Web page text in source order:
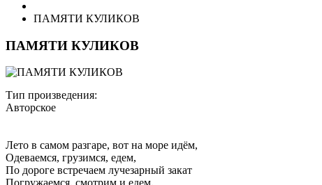
ПАМЯТИ КУЛИКОВ
ПАМЯТИ КУЛИКОВ
Тип произведения:
Авторское
Лето в самом разгаре, вот на море идём,
Одеваемся, грузимся, едем,
По дороге встречаем лучезарный закат